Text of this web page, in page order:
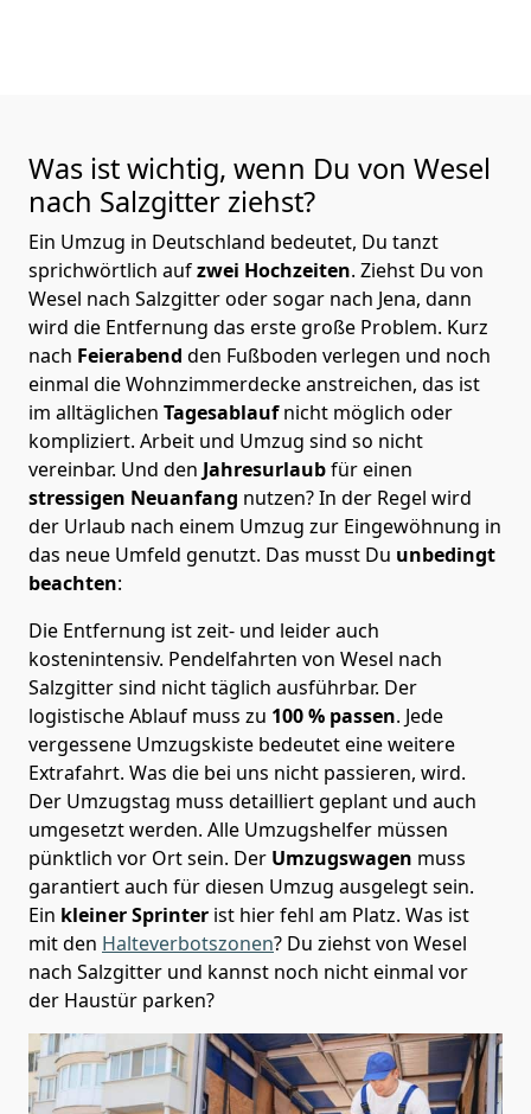
Was ist wichtig, wenn Du von Wesel
nach Salzgitter ziehst?
Ein Umzug in Deutschland bedeutet, Du tanzt
sprichwörtlich aufzwei Hochzeiten. Ziehst Du von
Wesel nach Salzgitter oder sogar nach Jena, dann
wird die Entfernung das erste große Problem. Kurz
nach Feierabend den Fußboden verlegen und noch
einmal die Wohnzimmerdecke anstreichen, das ist
im alltäglichen Tagesablaufnicht möglich oder
kompliziert. Arbeit und Umzug sind so nicht
vereinbar. Und den Jahresurlaubfür einen
stressigen Neuanfang nutzen? In der Regel wird
der Urlaub nach einem Umzug zur Eingewöhnung in
das neue Umfeld genutzt. Das musst Du unbedingt
beachten:
Die Entfernung ist zeit- und leider auch
kostenintensiv. Pendelfahrten von Wesel nach
Salzgitter sind nicht täglich ausführbar. Der
logistische Ablauf muss zu 100 % passen. Jede
vergessene Umzugskiste bedeutet eine weitere
Extrafahrt. Was die bei uns nicht passieren, wird.
Der Umzugstag muss detailliert geplant und auch
umgesetzt werden. Alle Umzugshelfer müssen
pünktlich vor Ort sein. Der Umzugswagen muss
garantiert auch für diesen Umzug ausgelegt sein.
Ein kleiner Sprinter ist hier fehl am Platz. Was ist
mit den Halteverbotszonen? Du ziehst von Wesel
nach Salzgitter und kannst noch nicht einmal vor
der Haustür parken?